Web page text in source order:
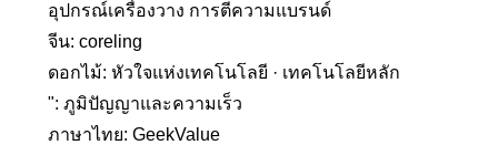
อุปกรณ์เครื่องวาง การตีความแบรนด์
จีน: coreling
ดอกไม้: หัวใจแห่งเทคโนโลยี · เทคโนโลยีหลัก
": ภูมิปัญญาและความเร็ว
ภาษาไทย: GeekValue